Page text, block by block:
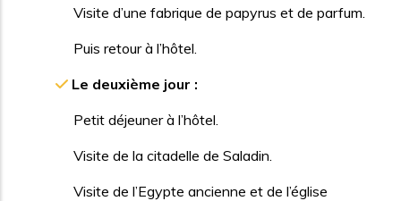
Visite d’une fabrique de papyrus et de parfum.
Puis retour à l’hôtel.
Le deuxième jour :
Petit déjeuner à l’hôtel.
Visite de la citadelle de Saladin.
Visite de l’Egypte ancienne et de l’église